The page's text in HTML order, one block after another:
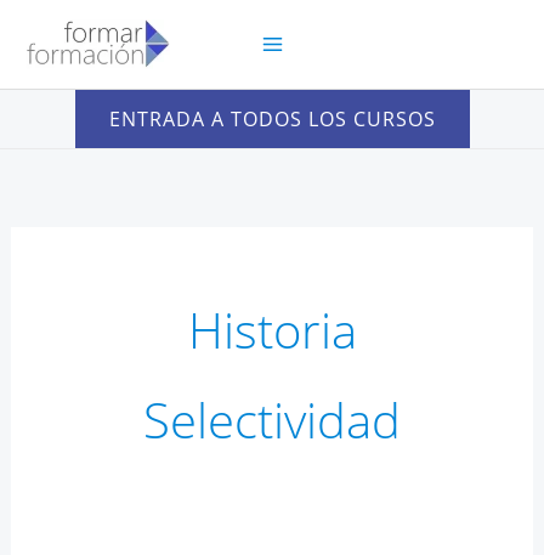
contenido
ENTRADA A TODOS LOS CURSOS
Historia
Selectividad